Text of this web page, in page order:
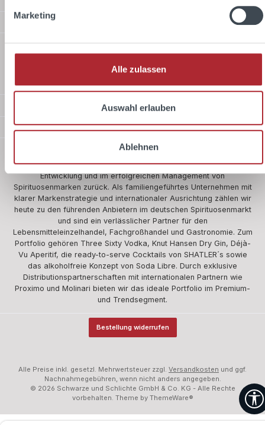
Marketing
Alle zulassen
Auswahl erlauben
Ablehnen
Informationen
Versandarten
Standard
Sicher Einkaufen
Wir blicken auf über 360 Jahre Erfahrung in der Herstellung,
Entwicklung und im erfolgreichen Management von
Spirituosenmarken zurück. Als familiengeführtes Unternehmen mit
klarer Markenstrategie und internationaler Ausrichtung zählen wir
heute zu den führenden Anbietern im deutschen Spirituosenmarkt
und sind ein verlässlicher Partner für den
Lebensmitteleinzelhandel, Fachgroßhandel und Gastronomie. Zum
Portfolio gehören Three Sixty Vodka, Knut Hansen Dry Gin, Déjà-
Vu Aperitif, die ready-to-serve Cocktails von SHATLER´s sowie
das alkoholfreie Konzept von Soda Libre. Durch exklusive
Distributionspartnerschaften mit internationalen Partnern wie
Proximo und Molinari bieten wir das ideale Portfolio im Premium-
und Trendsegment.
Bestellung widerrufen
Alle Preise inkl. gesetzl. Mehrwertsteuer zzgl. Versandkosten und ggf.
Nachnahmegebühren, wenn nicht anders angegeben.
© 2026 Schwarze und Schlichte GmbH & Co. KG - Alle Rechte
vorbehalten. Theme by ThemeWare®